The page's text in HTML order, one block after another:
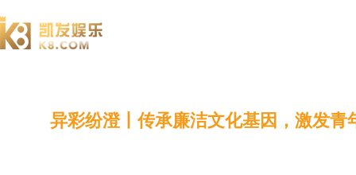
异彩纷澄丨传承廉洁文化基因，激发